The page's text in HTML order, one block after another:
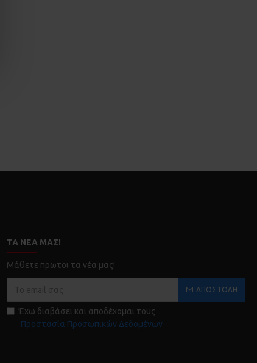
ΤΑ ΝΈΑ ΜΑΣ!
Μάθετε πρωτοι τα νέα μας!
ΑΠΟΣΤΟΛΉ
Έχω διαβάσει και αποδέχομαι τους
Προστασία Προσωπικών Δεδομένων